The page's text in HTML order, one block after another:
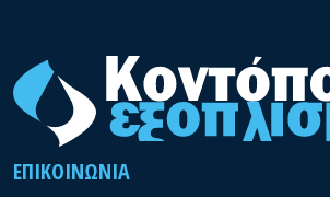
ΕΠΙΚΟΙΝΩΝΊΑ